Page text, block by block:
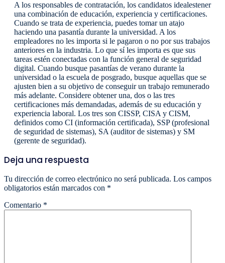
A los responsables de contratación, los candidatos idealestener
una combinación de educación, experiencia y certificaciones.
Cuando se trata de experiencia, puedes tomar un atajo
haciendo una pasantía durante la universidad. A los
empleadores no les importa si le pagaron o no por sus trabajos
anteriores en la industria. Lo que sí les importa es que sus
tareas estén conectadas con la función general de seguridad
digital. Cuando busque pasantías de verano durante la
universidad o la escuela de posgrado, busque aquellas que se
ajusten bien a su objetivo de conseguir un trabajo remunerado
más adelante. Considere obtener una, dos o las tres
certificaciones más demandadas, además de su educación y
experiencia laboral. Los tres son CISSP, CISA y CISM,
definidos como CI (información certificada), SSP (profesional
de seguridad de sistemas), SA (auditor de sistemas) y SM
(gerente de seguridad).
Deja una respuesta
Tu dirección de correo electrónico no será publicada. Los campos
obligatorios están marcados con *
Comentario *